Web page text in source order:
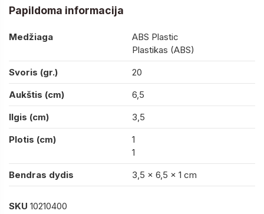
Papildoma informacija
Medžiaga
ABS Plastic
Plastikas (ABS)
Svoris (gr.)
20
Aukštis (cm)
6,5
Ilgis (cm)
3,5
Plotis (cm)
1
1
Bendras dydis
3,5 x 6,5 x 1 cm
SKU 10210400